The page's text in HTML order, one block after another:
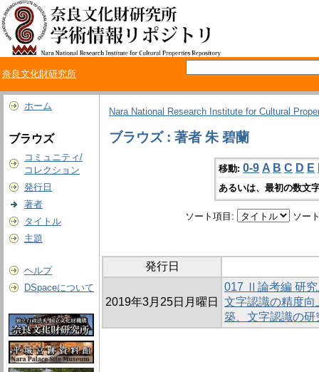
奈良文化財研究所
ホーム
ブラウズ
コミュニティ/
コレクション
発行日
著者
タイトル
主題
ヘルプ
DSpaceについて
Nara National Research Institute for Cultural
ブラウズ : 著者 朱 碧蘭
移動: 0-9 A B C D E
あるいは、最初の数文
ソート項目: ソー
発行日
2019年3月25日月曜日
017 Ⅱ論考編 研
文字認識の精度
築、文字認識の研